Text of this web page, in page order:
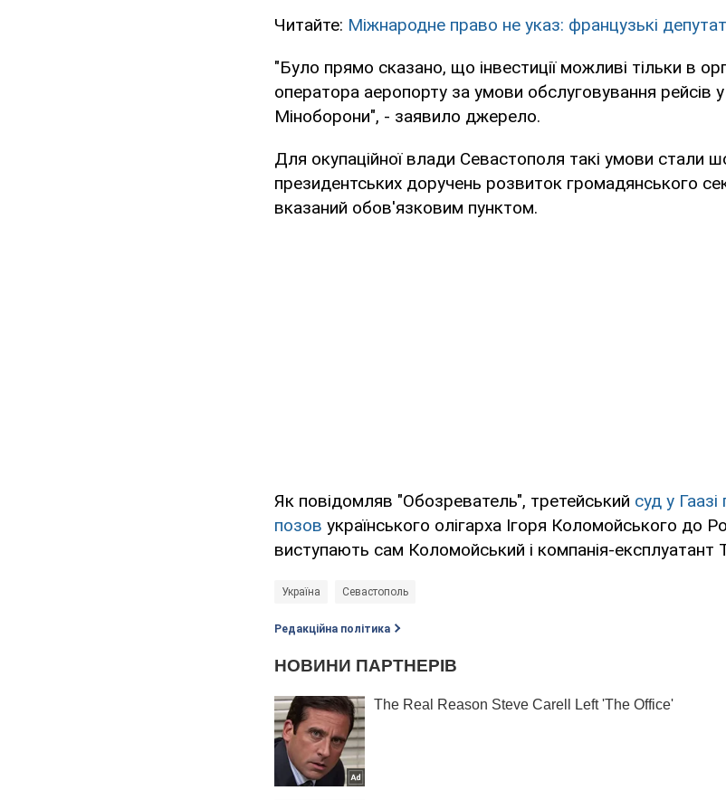
Читайте: Міжнародне право не указ: французькі
"Було прямо сказано, що інвестиції можливі тільки в
оператора аеропорту за умови обслуговування рейсів у
Міноборони", - заявило джерело.
Для окупаційної влади Севастополя такі умови стали
президентських доручень розвиток громадянського
вказаний обов'язковим пунктом.
Як повідомляв "Обозреватель", третейський суд у
позов українського олігарха Ігоря Коломойського до
виступають сам Коломойський і компанія-
Україна Севастополь
Редакційна політика